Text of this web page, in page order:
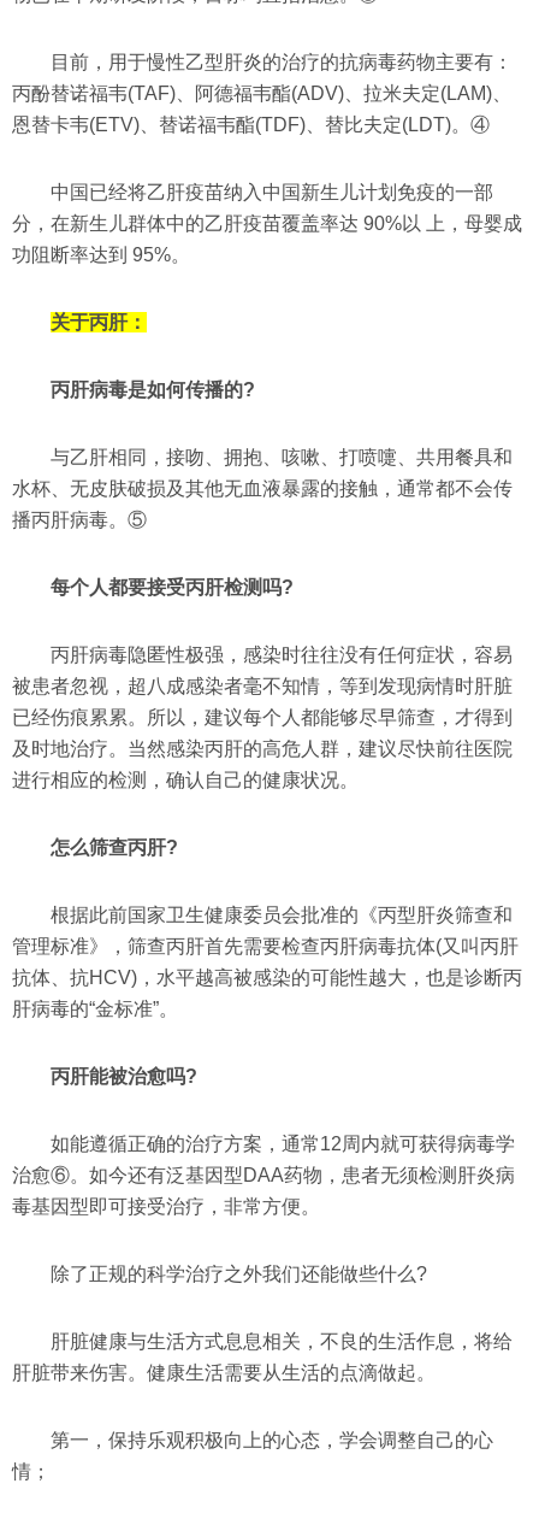
目前，用于慢性乙型肝炎的治疗的抗病毒药物主要有：
丙酚替诺福韦(TAF)、阿德福韦酯(ADV)、拉米夫定(LAM)、
恩替卡韦(ETV)、替诺福韦酯(TDF)、替比夫定(LDT)。④
中国已经将乙肝疫苗纳入中国新生儿计划免疫的一部
分，在新生儿群体中的乙肝疫苗覆盖率达 90%以 上，母婴成
功阻断率达到 95%。
关于丙肝：
丙肝病毒是如何传播的?
与乙肝相同，接吻、拥抱、咳嗽、打喷嚏、共用餐具和
水杯、无皮肤破损及其他无血液暴露的接触，通常都不会传
播丙肝病毒。⑤
每个人都要接受丙肝检测吗?
丙肝病毒隐匿性极强，感染时往往没有任何症状，容易
被患者忽视，超八成感染者毫不知情，等到发现病情时肝脏
已经伤痕累累。所以，建议每个人都能够尽早筛查，才得到
及时地治疗。当然感染丙肝的高危人群，建议尽快前往医院
进行相应的检测，确认自己的健康状况。
怎么筛查丙肝?
根据此前国家卫生健康委员会批准的《丙型肝炎筛查和
管理标准》，筛查丙肝首先需要检查丙肝病毒抗体(又叫丙肝
抗体、抗HCV)，水平越高被感染的可能性越大，也是诊断丙
肝病毒的“金标准”。
丙肝能被治愈吗?
如能遵循正确的治疗方案，通常12周内就可获得病毒学
治愈⑥。如今还有泛基因型DAA药物，患者无须检测肝炎病
毒基因型即可接受治疗，非常方便。
除了正规的科学治疗之外我们还能做些什么?
肝脏健康与生活方式息息相关，不良的生活作息，将给
肝脏带来伤害。健康生活需要从生活的点滴做起。
第一，保持乐观积极向上的心态，学会调整自己的心
情；